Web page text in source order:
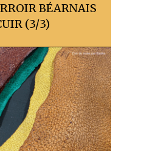
BÉARNAIS
(3/3)